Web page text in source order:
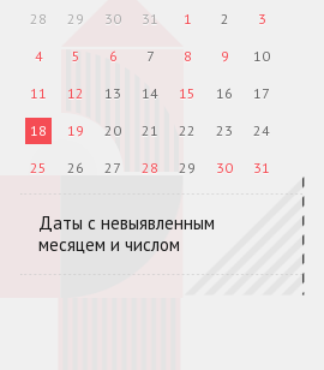
28 29 30 31 1 2 3
4 5 6 7 8 9 10
11 12 13 14 15 16 17
18 19 20 21 22 23 24
25 26 27 28 29 30 31
Даты с невыявленным
месяцем и числом